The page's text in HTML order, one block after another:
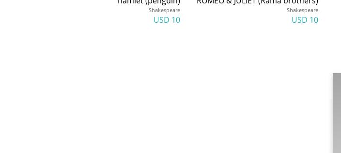
Shakespeare
10 USD
Shakespeare
10 USD